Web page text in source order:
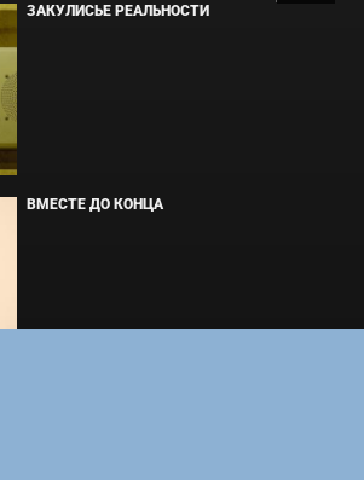
ЗАКУЛИСЬЕ РЕАЛЬНОСТИ
ВМЕСТЕ ДО КОНЦА